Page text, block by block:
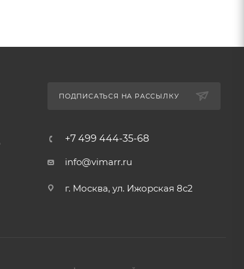
ПОДПИСАТЬСЯ НА РАССЫЛКУ
+7 499 444-35-68
info@vimarr.ru
г. Москва, ул. Ижорская 8с2